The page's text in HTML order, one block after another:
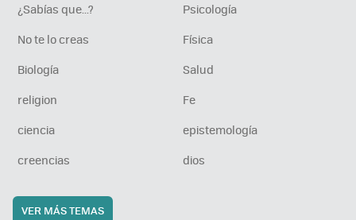
¿Sabías que...?
Psicología
No te lo creas
Física
Biología
Salud
religion
Fe
ciencia
epistemología
creencias
dios
VER MÁS TEMAS